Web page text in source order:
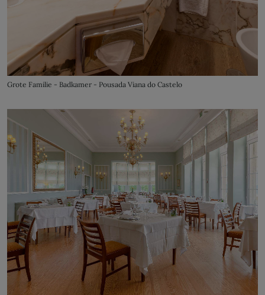
Grote Familie - Badkamer - Pousada Viana do Castelo